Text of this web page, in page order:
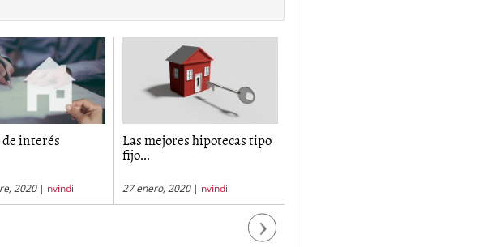
interés
2020| nvindi
Las mejores hipotecas tipo
fijo...
27 enero, 2020| nvindi
Next